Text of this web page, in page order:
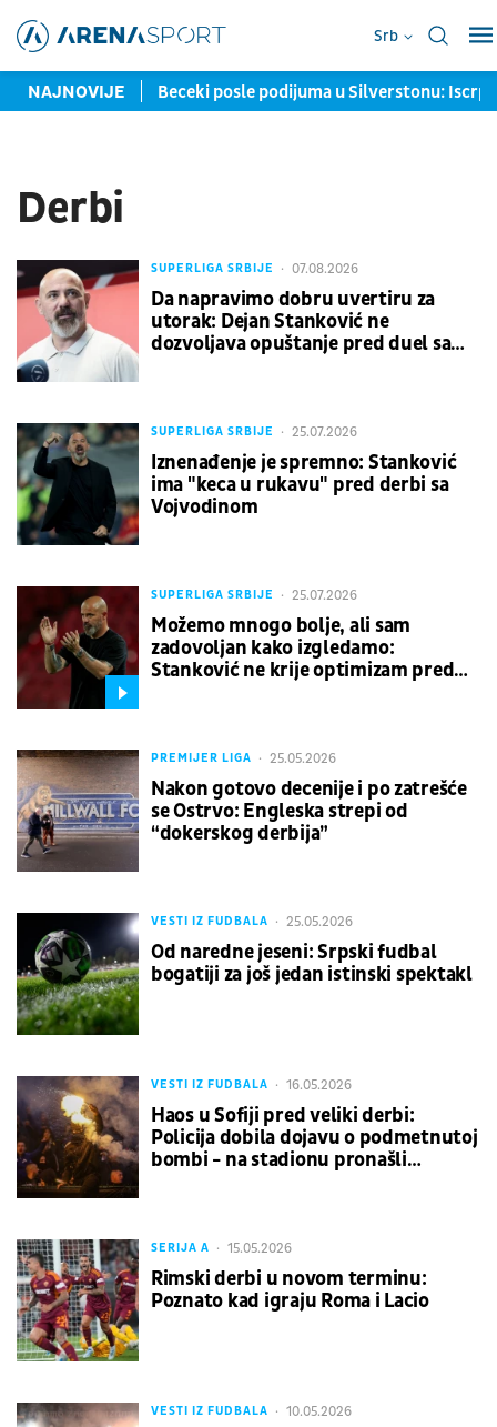
Srb
NAJNOVIJE
finala EP Beceki posle podijuma u Silverstonu:
Derbi
SUPERLIGA SRBIJE 07.08.2026
Da napravimo dobru uvertiru za
utorak: Dejan Stanković ne
dozvoljava opuštanje pred duel sa
SUPERLIGA SRBIJE 25.07.2026
Iznenađenje je spremno: Stanković
ima "keca u rukavu" pred derbi sa
Vojvodinom
SUPERLIGA SRBIJE 25.07.2026
Možemo mnogo bolje, ali sam
zadovoljan kako izgledamo:
Stanković ne krije optimizam pred
PREMIJER LIGA 25.05.2026
Nakon gotovo decenije i po zatrešće
se Ostrvo: Engleska strepi od
“dokerskog derbija”
VESTI IZ FUDBALA 25.05.2026
Od naredne jeseni: Srpski fudbal
bogatiji za još jedan istinski spektakl
VESTI IZ FUDBALA 16.05.2026
Haos u Sofiji pred veliki derbi:
Policija dobila dojavu o podmetnutoj
bombi - na stadionu pronašli
SERIJA A 15.05.2026
Rimski derbi u novom terminu:
Poznato kad igraju Roma i Lacio
VESTI IZ FUDBALA 10.05.2026